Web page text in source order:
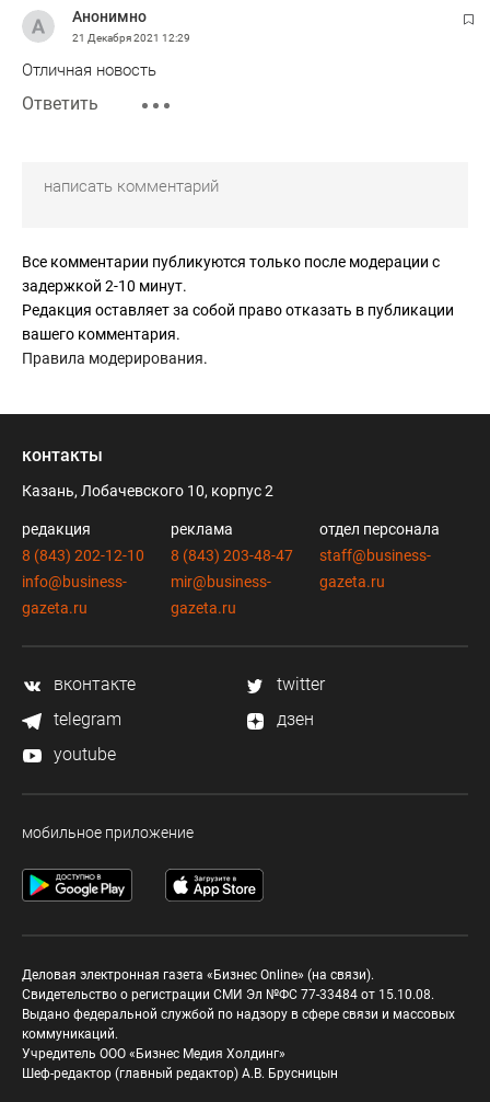
Анонимно
21 Декабря 2021 12:29
Отличная новость
Ответить
Все комментарии публикуются только после модерации с
задержкой 2-10 минут.
Редакция оставляет за собой право отказать в публикации
вашего комментария.
Правила модерирования.
контакты
Казань, Лобачевского 10, корпус 2
редакция
8 (843) 202-12-10
info@business-
gazeta.ru
реклама
8 (843) 203-48-47
mir@business-
gazeta.ru
отдел персонала
staff@business-
gazeta.ru
вконтакте
twitter
telegram
дзен
youtube
мобильное приложение
Деловая электронная газета «Бизнес Online» (на связи).
Свидетельство о регистрации СМИ Эл №ФС 77-33484 от 15.10.08.
Выдано федеральной службой по надзору в сфере связи и массовых
коммуникаций.
Учредитель ООО «Бизнес Медия Холдинг»
Шеф-редактор (главный редактор) А.В. Брусницын